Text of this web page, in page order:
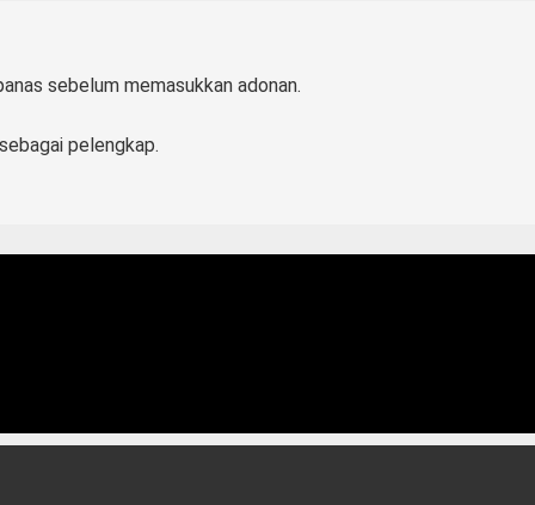
sebelum memasukkan adonan.
pelengkap.